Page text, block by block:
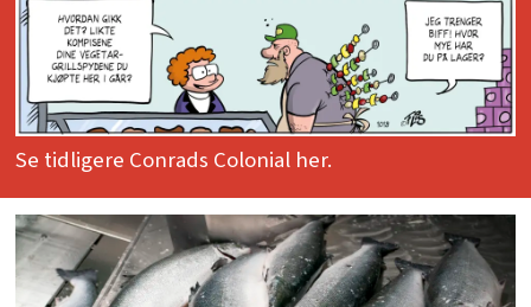
Se tidligere Conrads Colonial her.